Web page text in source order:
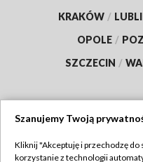
KRAKÓW /
OPOLE /
SZCZECIN /
Szanujemy Twoją
Kliknij "Akceptuję i przechodzę do
korzystanie z technologii